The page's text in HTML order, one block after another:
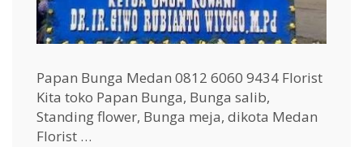
Papan Bunga Medan 0812 6060 9434 Florist
Kita toko Papan Bunga, Bunga salib,
Standing flower, Bunga meja, dikota Medan
Florist …